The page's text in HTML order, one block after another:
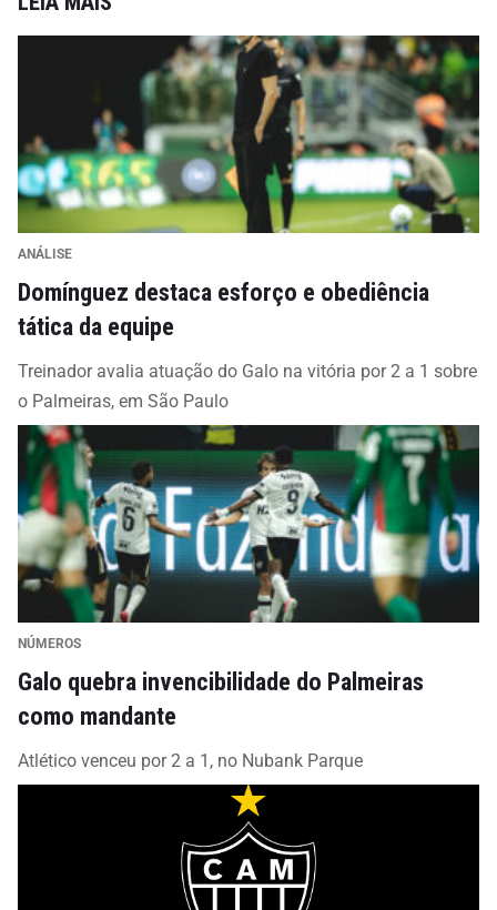
ANÁLISE
Domínguez destaca esforço e obediência
tática da equipe
Treinador avalia atuação do Galo na vitória por 2 a 1 sobre
o Palmeiras, em São Paulo
NÚMEROS
Galo quebra invencibilidade do Palmeiras
como mandante
Atlético venceu por 2 a 1, no Nubank Parque